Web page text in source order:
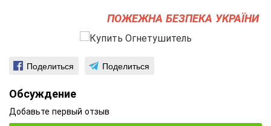
ПОЖЕЖНА БЕЗПЕКА УКРАЇНИ
Поделиться Поделиться
Обсуждение
Добавьте первый отзыв